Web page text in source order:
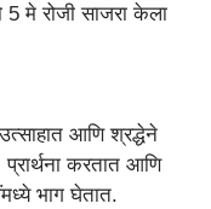
मे रोजी साजरा केला
उत्साहात आणि श्रद्धेने
करतात आणि
भाग घेतात.